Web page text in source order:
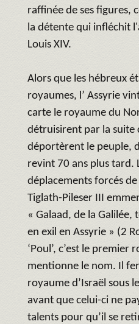
raffinée de ses figures,
la détente qui infléchit
Louis XIV.
Alors que les hébreux
royaumes, l’ Assyrie
carte le royaume du
détruisirent par la suite
déportèrent le peuple,
revint 70 ans plus tard.
déplacements forcés
Tiglath-Pileser III
« Galaad, de la
en exil en Assyrie » (2
‘Poul’, c’est le premier
mentionne le nom. Il
royaume d’Israël sous
avant que celui-ci ne
talents pour qu’il se